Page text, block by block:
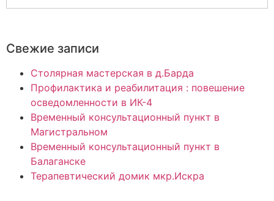
Свежие записи
Столярная мастерская в д.Барда
Профилактика и реабилитация : повешение
осведомленности в ИК-4
Временный консультационный пункт в
Магистральном
Временный консультационный пункт в
Балаганске
Терапевтический домик мкр.Искра